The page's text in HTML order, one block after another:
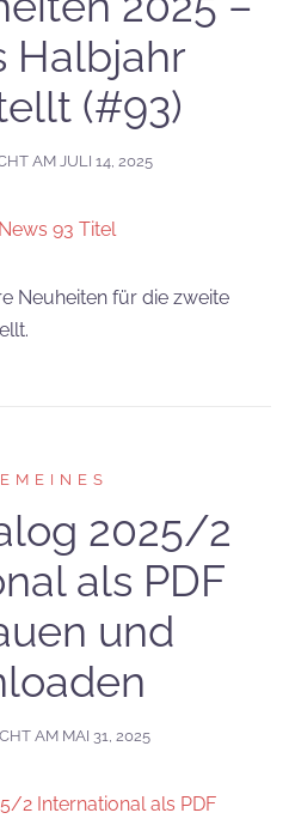
Halbjahr
(#93)
AM JULI 14, 2025
Neuheiten für die zweite
2025/2
als PDF
und
AM MAI 31, 2025